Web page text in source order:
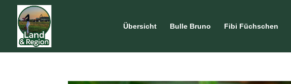
Übersicht Bulle Bruno Fibi Füchschen